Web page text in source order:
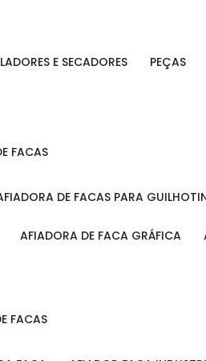
E SECADORES PEÇAS
FACAS
AFIADORA DE FACAS PARA
AFIADORA DE FACA GRÁFICA
FACAS